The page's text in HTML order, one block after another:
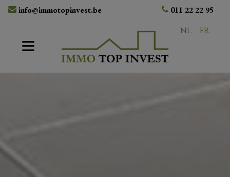
info@immotopinvest.be
011 22 22 95
NL
FR